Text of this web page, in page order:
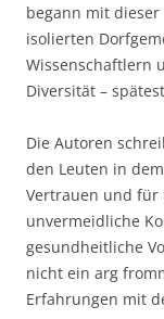
begann mit
isolierten
Wissenschaftlern
Diversität –
Die Autoren
den Leuten in
Vertrauen und für
unvermeidliche
gesundheitliche
nicht ein arg
Erfahrungen mit